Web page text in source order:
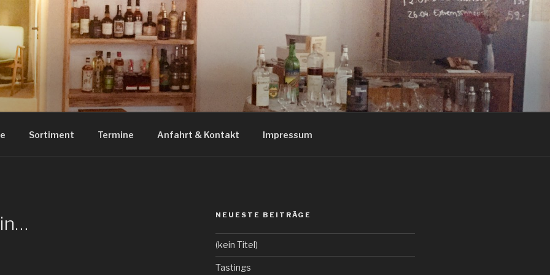
HILDESHEIM
und Tastings in Hildesheim
Sortiment Termine Anfahrt & Kontakt Impressum
NEUESTE BEITRÄGE
(kein Titel)
Tastings